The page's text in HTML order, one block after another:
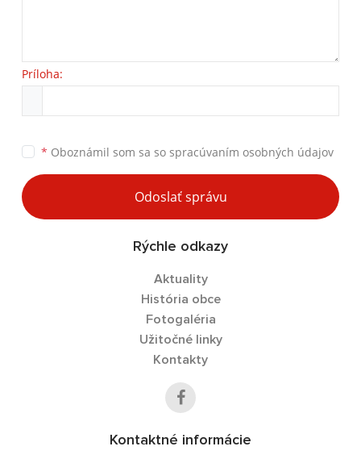
Príloha:
* Oboznámil som sa so spracúvaním osobných údajov
Odoslať správu
Rýchle odkazy
Aktuality
História obce
Fotogaléria
Užitočné linky
Kontakty
Kontaktné informácie